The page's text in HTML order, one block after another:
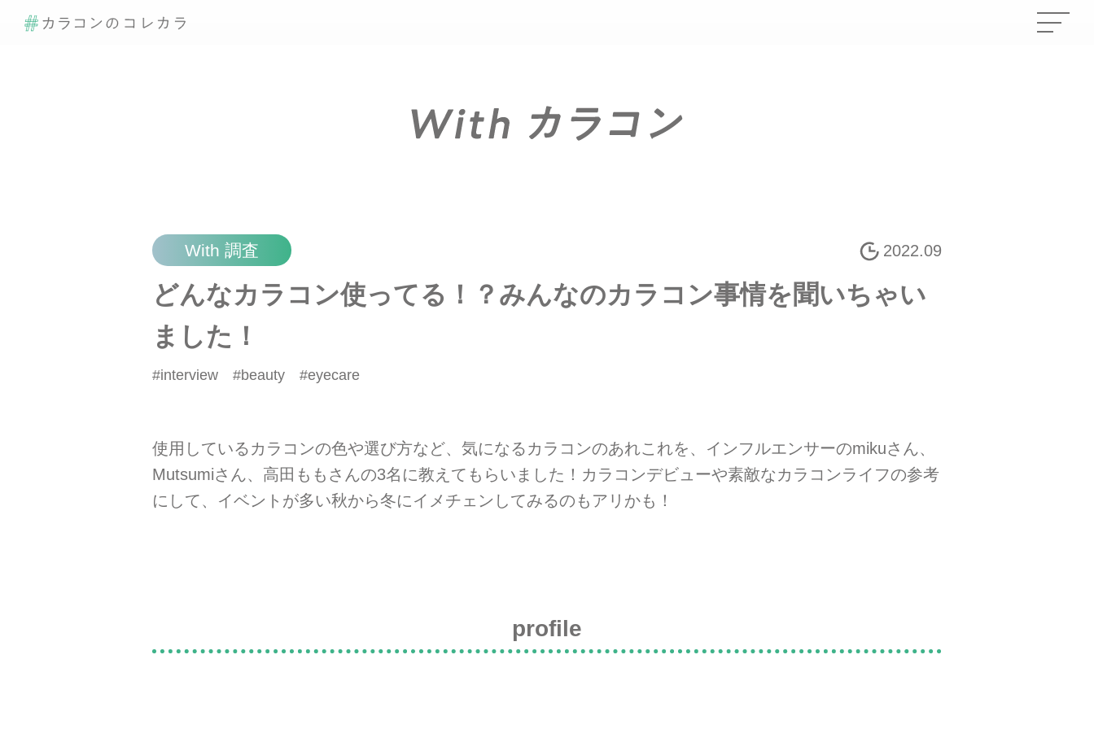
With 調査 2022.09
どんなカラコン使ってる！？みんなのカラコン事情を聞いちゃい
ました！
#interview #beauty #eyecare
使用しているカラコンの色や選び方など、気になるカラコンのあれこれを、インフルエンサーのmikuさん、
Mutsumiさん、高田ももさんの3名に教えてもらいました！カラコンデビューや素敵なカラコンライフの参考
にして、イベントが多い秋から冬にイメチェンしてみるのもアリかも！
profile